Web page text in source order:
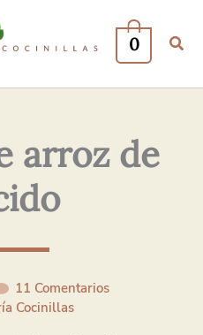
0
arroz de
11 Comentarios
Cocinillas